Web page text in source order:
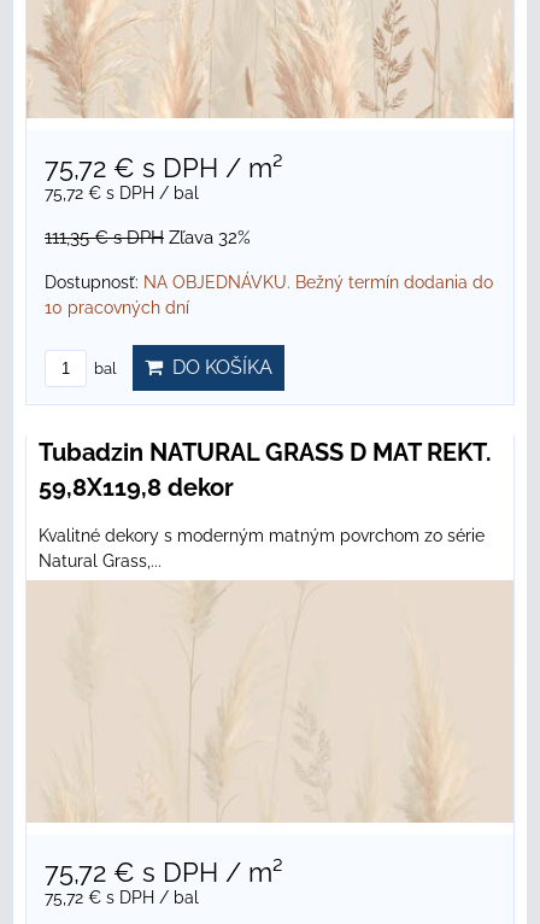
75,72 € s DPH / m²
75,72 € s DPH / bal
111,35 €s DPH Zľava 32%
Dostupnosť: NA OBJEDNÁVKU. Bežný termín dodania do
10 pracovných dní
bal DO KOŠÍKA
Tubadzin NATURAL GRASS D MAT REKT.
59,8X119,8 dekor
Kvalitné dekory s moderným matným povrchom zo série
Natural Grass,...
75,72 € s DPH / m²
75,72 € s DPH / bal